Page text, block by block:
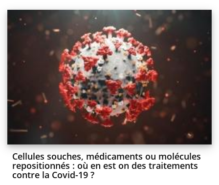
Cellules souches, médicaments ou molécules
repositionnés : où en est on des traitements
contre la Covid-19 ?